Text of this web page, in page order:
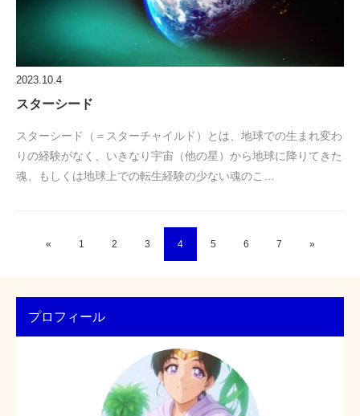
2023.10.4
スターシード
スターシード（＝スターチャイルド）とは、地球での生まれ変わ
りの経験がなく、いきなり宇宙（他の星）から地球に降りてきた
魂、もしくは地球上での転生経験の少ない魂のこ…
« 1 2 3 4 5 6 7 »
プロフィール